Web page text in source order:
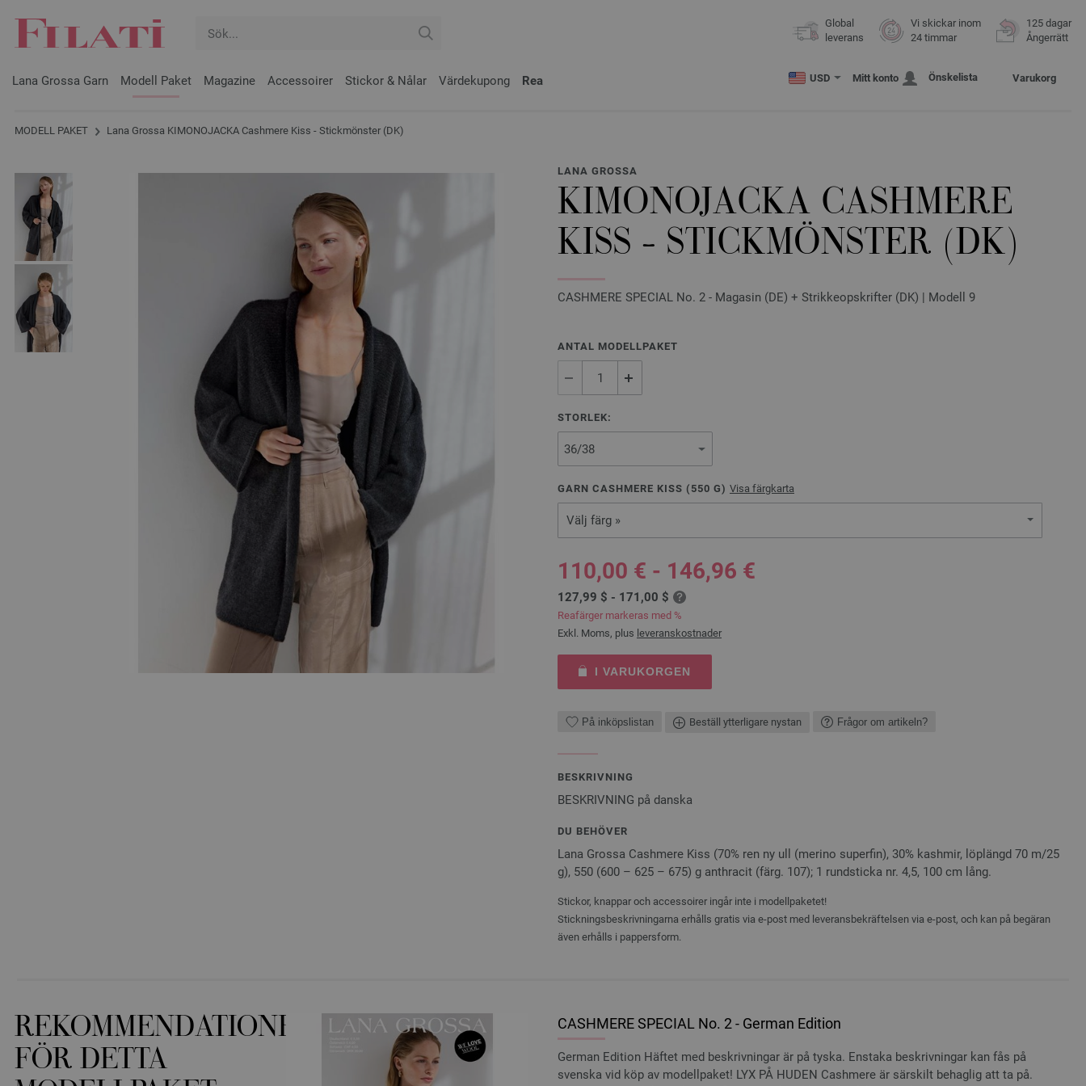
Global
leverans
Vi skickar inom
24 timmar
125 dagar
Ångerrätt
Lana Grossa Garn Modell Paket Magazine Accessoirer Stickor & Nålar Värdekupong Rea USD Mitt konto Önskelista Varukorg
MODELL PAKET Lana Grossa KIMONOJACKA Cashmere Kiss - Stickmönster (DK)
LANA GROSSA
KIMONOJACKA CASHMERE
KISS - STICKMÖNSTER (DK)
CASHMERE SPECIAL No. 2 - Magasin (DE) + Strikkeopskrifter (DK) | Modell 9
ANTAL MODELLPAKET
STORLEK:
GARN CASHMERE KISS ( 550 G) Visa färgkarta
Välj färg »
110,00 € - 146,96 €
127,99 $ - 171,00 $
Reafärger markeras med %
Exkl. Moms, plus leveranskostnader
I VARUKORGEN
På inköpslistan Beställ ytterligare nystan Frågor om artikeln?
BESKRIVNING
BESKRIVNING på danska
DU BEHÖVER
Lana Grossa Cashmere Kiss (70% ren ny ull (merino superfin), 30% kashmir, löplängd 70 m/25
g), 550 (600 – 625 – 675) g anthracit (färg. 107); 1 rundsticka nr. 4,5, 100 cm lång.
Stickor, knappar och accessoirer ingår inte i modellpaketet!
Stickningsbeskrivningarna erhålls gratis via e-post med leveransbekräftelsen via e-post, och kan på begäran
även erhålls i pappersform.
REKOMMENDATIONER
FÖR DETTA
CASHMERE SPECIAL No. 2 - German Edition
German Edition Häftet med beskrivningar är på tyska. Enstaka beskrivningar kan fås på
svenska vid köp av modellpaket! LYX PÅ HUDEN Cashmere är särskilt behaglig att ta på.